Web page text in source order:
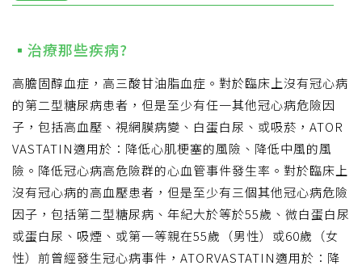
治療那些疾病?
高膽固醇血症，高三酸甘油脂血症。對於臨床上沒有冠心病
的第二型糖尿病患者，但是至少有任一其他冠心病危險因
子，包括高血壓、視網膜病變、白蛋白尿、或吸菸，ATOR
VASTATIN適用於：降低心肌梗塞的風險、降低中風的風
險。降低冠心病高危險群的心血管事件發生率。對於臨床上
沒有冠心病的高血壓患者，但是至少有三個其他冠心病危險
因子，包括第二型糖尿病、年紀大於等於55歲、微白蛋白尿
或蛋白尿、吸煙、或第一等親在55歲（男性）或60歲（女
性）前曾經發生冠心病事件，ATORVASTATIN適用於：降